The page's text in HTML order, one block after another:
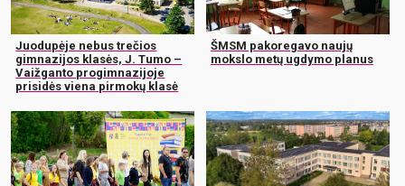
Juodupėje nebus trečios
gimnazijos klasės, J. Tumo –
Vaižganto progimnazijoje
prisidės viena pirmokų klasė
ŠMSM pakoregavo naujų
mokslo metų ugdymo planus